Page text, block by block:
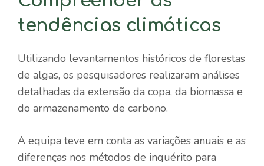
tendências climáticas
Utilizando levantamentos históricos de florestas
de algas, os pesquisadores realizaram análises
detalhadas da extensão da copa, da biomassa e
do armazenamento de carbono.
A equipa teve em conta as variações anuais e as
diferenças nos métodos de inquérito para